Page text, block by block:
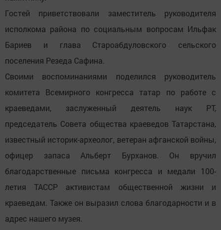
Гостей приветствовали заместитель руководителя
исполкома района по социальным вопросам Ильфак
Бариев и глава Староабдуловского сельского
поселения Резеда Сафина.
Своими воспоминаниями поделился руководитель
комитета Всемирного конгресса татар по работе с
краеведами, заслуженный деятель наук РТ,
председатель Совета общества краеведов Татарстана,
известный историк-археолог, ветеран афганской войны,
офицер запаса Альберт Бурханов. Он вручил
благодарственные письма конгресса и медали 100-
летия ТАССР активистам общественной жизни и
краеведам. Также он выразил слова благодарности и в
адрес нашего музея.